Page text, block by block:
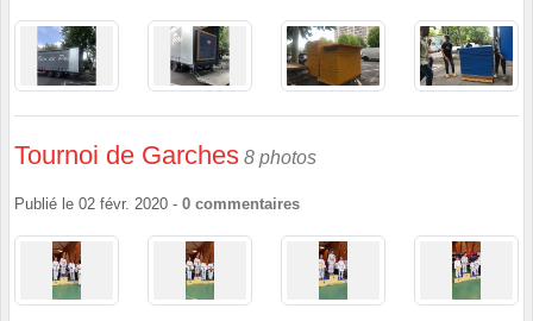
Tournoi de Garches 8 photos
Publié le 02 févr. 2020 - 0 commentaires